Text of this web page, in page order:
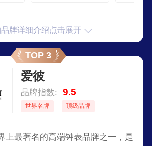
品牌详细介绍点击展开
TOP 3
爱彼
品牌指数: 9.5
世界名牌 顶级品牌
上最著名的高端钟表品牌之一，是